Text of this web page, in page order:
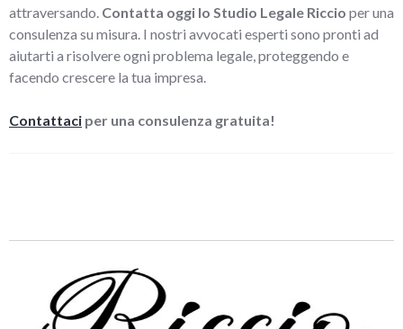
attraversando. Contatta oggi lo Studio Legale Riccio per una
consulenza su misura. I nostri avvocati esperti sono pronti ad
aiutarti a risolvere ogni problema legale, proteggendo e
facendo crescere la tua impresa.
Contattaci per una consulenza gratuita!